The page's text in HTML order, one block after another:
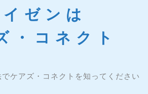
イゼンは
・コネクト
ケアズ・コネクトを知ってください